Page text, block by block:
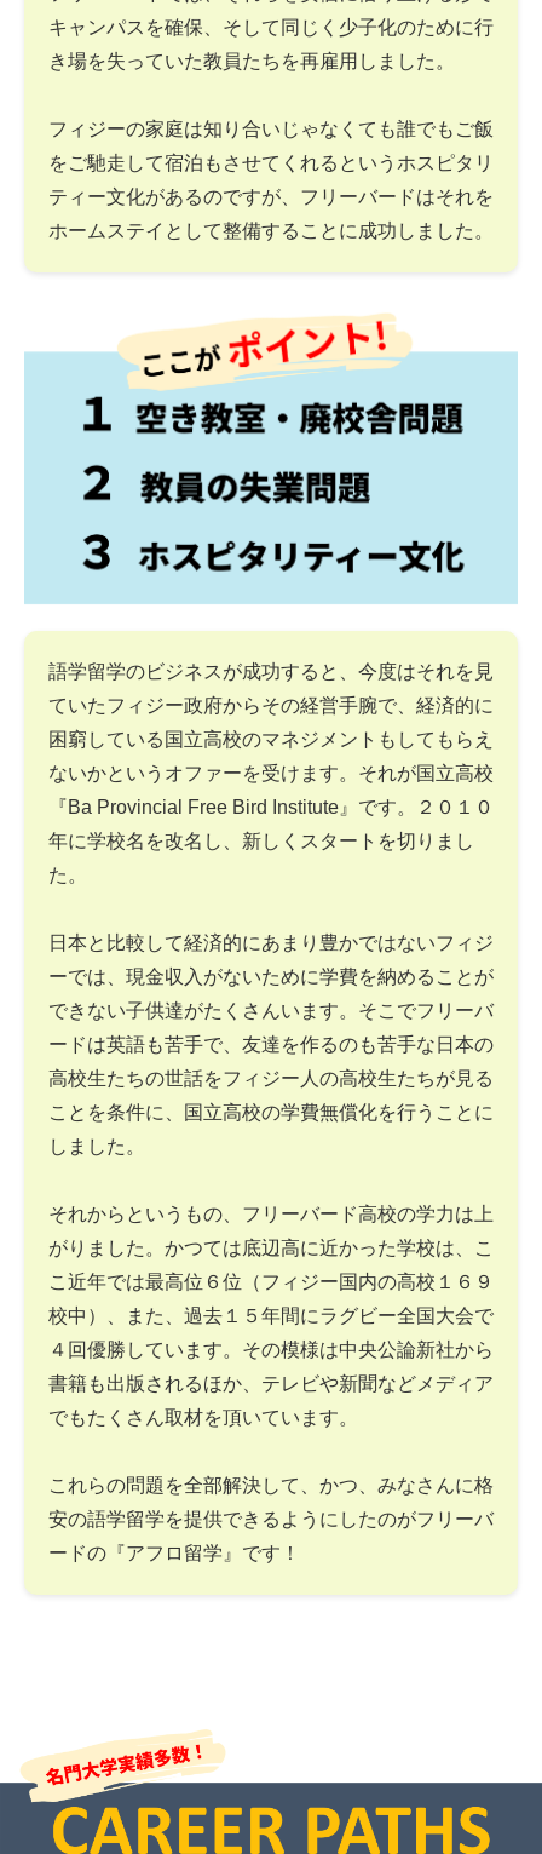
キャンパスを確保、そして同じく少子化のために行
き場を失っていた教員たちを再雇用しました。
フィジーの家庭は知り合いじゃなくても誰でもご飯
をご馳走して宿泊もさせてくれるというホスピタリ
ティー文化があるのですが、フリーバードはそれを
ホームステイとして整備することに成功しました。
語学留学のビジネスが成功すると、今度はそれを見
ていたフィジー政府からその経営手腕で、経済的に
困窮している国立高校のマネジメントもしてもらえ
ないかというオファーを受けます。それが国立高校
『Ba Provincial Free Bird Institute』です。２０１０
年に学校名を改名し、新しくスタートを切りまし
た。
日本と比較して経済的にあまり豊かではないフィジ
ーでは、現金収入がないために学費を納めることが
できない子供達がたくさんいます。そこでフリーバ
ードは英語も苦手で、友達を作るのも苦手な日本の
高校生たちの世話をフィジー人の高校生たちが見る
ことを条件に、国立高校の学費無償化を行うことに
しました。
それからというもの、フリーバード高校の学力は上
がりました。かつては底辺高に近かった学校は、こ
こ近年では最高位６位（フィジー国内の高校１６９
校中）、また、過去１５年間にラグビー全国大会で
４回優勝しています。その模様は中央公論新社から
書籍も出版されるほか、テレビや新聞などメディア
でもたくさん取材を頂いています。
これらの問題を全部解決して、かつ、みなさんに格
安の語学留学を提供できるようにしたのがフリーバ
ードの『アフロ留学』です！